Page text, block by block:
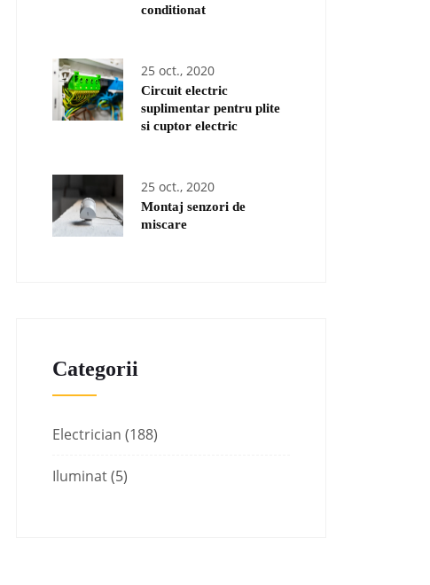
conditionat
25 oct., 2020
Circuit electric
suplimentar pentru plite
si cuptor electric
25 oct., 2020
Montaj senzori de
miscare
Categorii
Electrician (188)
Iluminat(5)